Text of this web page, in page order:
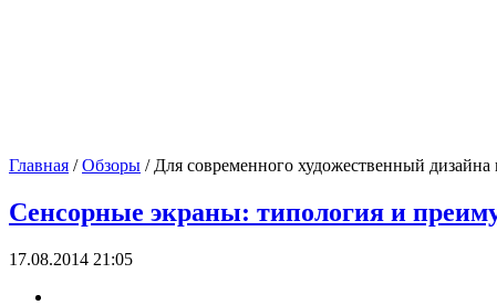
Главная /Обзоры / Для современного художественный
Сенсорные экраны: типология и
17.08.2014 21:05